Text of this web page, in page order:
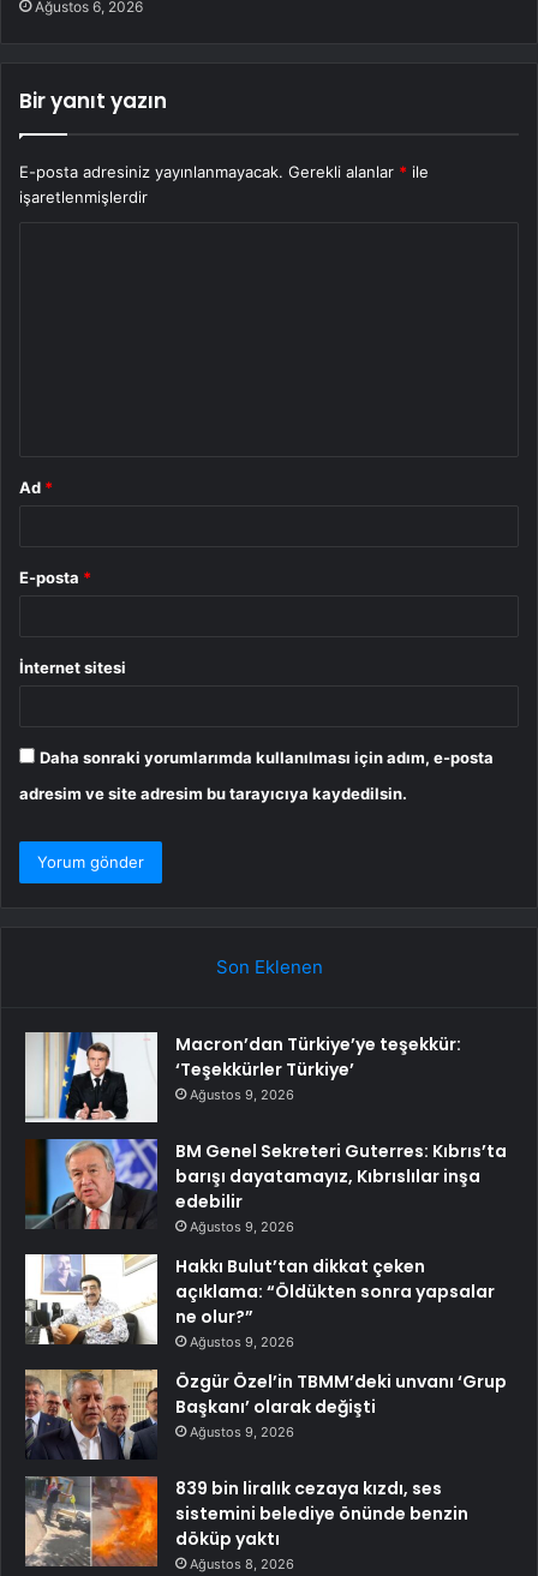
Ağustos 6, 2026
Bir yanıt yazın
E-posta adresiniz yayınlanmayacak. Gerekli alanlar * ile
işaretlenmişlerdir
Ad *
E-posta *
İnternet sitesi
Daha sonraki yorumlarımda kullanılması için adım, e-posta
adresim ve site adresim bu tarayıcıya kaydedilsin.
Son Eklenen
Macron’dan Türkiye’ye teşekkür:
‘Teşekkürler Türkiye’
Ağustos 9, 2026
BM Genel Sekreteri Guterres: Kıbrıs’ta
barışı dayatamayız, Kıbrıslılar inşa
edebilir
Ağustos 9, 2026
Hakkı Bulut’tan dikkat çeken
açıklama: “Öldükten sonra yapsalar
ne olur?”
Ağustos 9, 2026
Özgür Özel’in TBMM’deki unvanı ‘Grup
Başkanı’ olarak değişti
Ağustos 9, 2026
839 bin liralık cezaya kızdı, ses
sistemini belediye önünde benzin
döküp yaktı
Ağustos 8, 2026